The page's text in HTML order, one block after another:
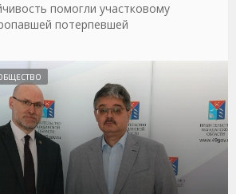
помогли участковому
потерпевшей